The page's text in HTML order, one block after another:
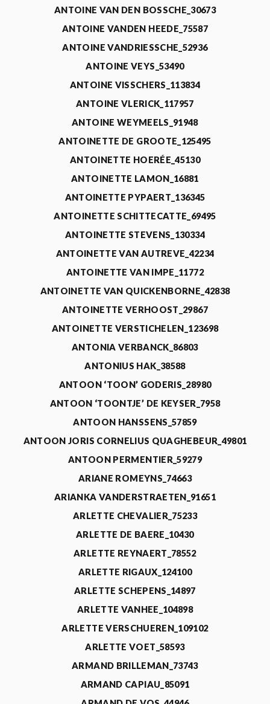
ANTOINE VAN DEN BOSSCHE_30673
ANTOINE VANDEN HEEDE_75587
ANTOINE VANDRIESSCHE_52936
ANTOINE VEYS_53490
ANTOINE VISSCHERS_113834
ANTOINE VLERICK_117957
ANTOINE WEYMEELS_91948
ANTOINETTE DE GROOTE_125495
ANTOINETTE HOERÉE_45130
ANTOINETTE LAMON_16881
ANTOINETTE PYPAERT_136345
ANTOINETTE SCHITTECATTE_69495
ANTOINETTE STEVENS_130334
ANTOINETTE VAN AUTREVE_42234
ANTOINETTE VAN IMPE_11772
ANTOINETTE VAN QUICKENBORNE_42838
ANTOINETTE VERHOOST_29867
ANTOINETTE VERSTICHELEN_123698
ANTONIA VERBANCK_86803
ANTONIUS HAK_38588
ANTOON ‘TOON’ GODERIS_28980
ANTOON ‘TOONTJE’ DE KEYSER_7958
ANTOON HANSSENS_57859
ANTOON JORIS CORNELIUS QUAGHEBEUR_49801
ANTOON PERMENTIER_59279
ARIANE ROMEYNS_74663
ARIANKA VANDERSTRAETEN_91651
ARLETTE CHEVALIER_75233
ARLETTE DE BAERE_10430
ARLETTE REYNAERT_78552
ARLETTE RIGAUX_124100
ARLETTE SCHEPENS_14897
ARLETTE VANHEE_104898
ARLETTE VERSCHUEREN_109102
ARLETTE VOET_58593
ARMAND BRILLEMAN_73743
ARMAND CAPIAU_85091